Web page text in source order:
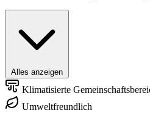
Alles anzeigen
Klimatisierte
Umweltfreundlich